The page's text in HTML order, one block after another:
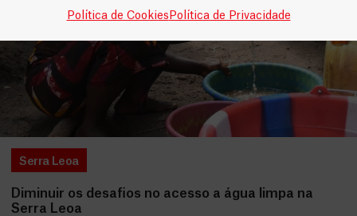
Política de Cookies Política de Privacidade
Serra Leoa
Diminuir os desafios no acesso a água limpa na
Serra Leoa